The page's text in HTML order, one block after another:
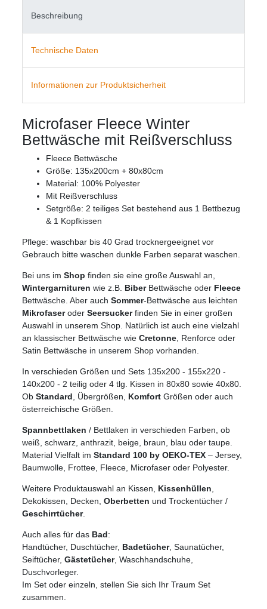
Beschreibung
Technische Daten
Informationen zur Produktsicherheit
Microfaser Fleece Winter
Bettwäsche mit Reißverschluss
Fleece Bettwäsche
Größe: 135x200cm + 80x80cm
Material: 100% Polyester
Mit Reißverschluss
Setgröße: 2 teiliges Set bestehend aus 1 Bettbezug
& 1 Kopfkissen
Pflege: waschbar bis 40 Grad trocknergeeignet vor
Gebrauch bitte waschen dunkle Farben separat waschen.
Bei uns imShopfinden sie eine große Auswahl an,
Wintergarniturenwie z.B. Biber Bettwäsche oder Fleece
Bettwäsche. Aber auchSommer-Bettwäsche aus leichten
MikrofaseroderSeersuckerfinden Sie in einer großen
Auswahl in unserem Shop. Natürlich ist auch eine vielzahl
an klassischer Bettwäsche wieCretonne , Renforce oder
Satin Bettwäsche in unserem Shop vorhanden.
In verschieden Größen und Sets 135x200 - 155x220 -
140x200 - 2 teilig oder 4 tlg. Kissen in 80x80 sowie 40x80.
ObStandard , Übergrößen, KomfortGrößen oder auch
österreichische Größen.
Spannbettlaken/ Bettlaken in verschieden Farben, ob
weiß, schwarz, anthrazit, beige, braun, blau oder taupe.
Material Vielfalt imStandard 100 by OEKO-TEX– Jersey,
Baumwolle, Frottee, Fleece, Microfaser oder Polyester.
Weitere Produktauswahl an Kissen, Kissenhüllen
Dekokissen, Decken,Oberbetten und Trockentücher /
Geschirrtücher.
Auch alles für das Bad:
Handtücher, Duschtücher, Badetücher, Saunatücher,
Seiftücher,Gästetücher, Waschhandschuhe,
Duschvorleger.
Im Set oder einzeln, stellen Sie sich Ihr Traum Set
zusammen.